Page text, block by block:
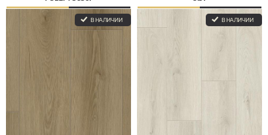
В НАЛИЧИИ В НАЛИЧИИ